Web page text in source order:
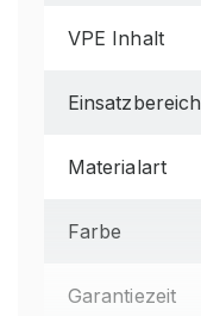
VPE Inhalt
Einsatzbereich
Materialart
Farbe
Garantiezeit